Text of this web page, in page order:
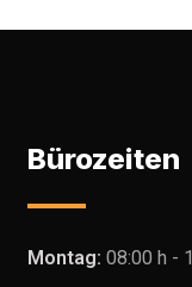
Bürozeiten
Montag: 08:00 h -